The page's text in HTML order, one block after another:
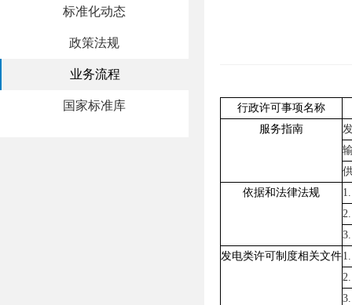
标准化动态
政策法规
业务流程
国家标准库
行政许可事项名称
服务指南
依据和法律法规
发电类许可制度相关文件